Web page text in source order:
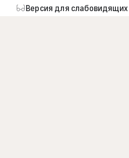
Версия для слабовидящих